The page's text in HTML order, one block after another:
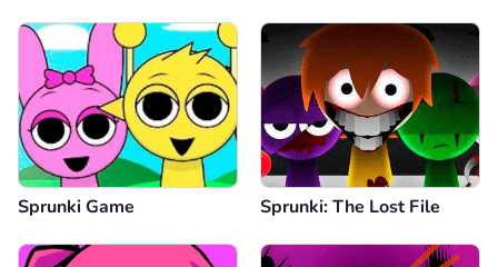
Sprunki Game Sprunki: The Lost File